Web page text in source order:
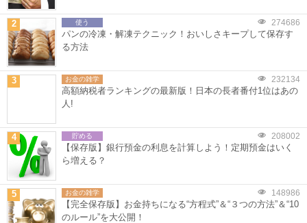
2 使う 274686
パンの冷凍・解凍テクニック！おいしさキープして保存す
る方法
3 お金の雑学 232134
高額納税者ランキングの最新版！日本の長者番付1位はあの
人!
4 貯める 208002
【保存版】銀行預金の利息を計算しよう！定期預金はいく
ら増える？
5 お金の雑学 148986
【完全保存版】お金持ちになる“方程式”＆“３つの方法”＆“10
のルール”を大公開！